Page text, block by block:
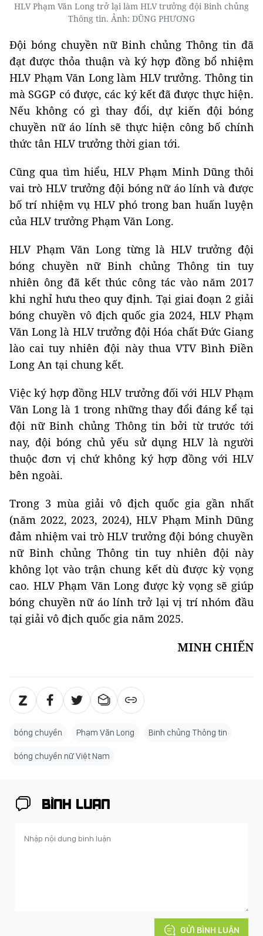
HLV Phạm Văn Long trở lại làm HLV trưởng đội Binh chủng
Thông tin. Ảnh: DŨNG PHƯƠNG
Đội bóng chuyền nữ Binh chủng Thông tin đã
đạt được thỏa thuận và ký hợp đồng bổ nhiệm
HLV Phạm Văn Long làm HLV trưởng. Thông tin
mà SGGP có được, các ký kết đã được thực hiện.
Nếu không có gì thay đổi, dự kiến đội bóng
chuyền nữ áo lính sẽ thực hiện công bố chính
thức tân HLV trưởng thời gian tới.
Cũng qua tìm hiểu, HLV Phạm Minh Dũng thôi
vai trò HLV trưởng đội bóng nữ áo lính và được
bố trí nhiệm vụ HLV phó trong ban huấn luyện
của HLV trưởng Phạm Văn Long.
HLV Phạm Văn Long từng là HLV trưởng đội
bóng chuyền nữ Binh chủng Thông tin tuy
nhiên ông đã kết thúc công tác vào năm 2017
khi nghỉ hưu theo quy định. Tại giai đoạn 2 giải
bóng chuyền vô địch quốc gia 2024, HLV Phạm
Văn Long là HLV trưởng đội Hóa chất Đức Giang
lào cai tuy nhiên đội này thua VTV Bình Điền
Long An tại chung kết.
Việc ký hợp đồng HLV trưởng đối với HLV Phạm
Văn Long là 1 trong những thay đổi đáng kể tại
đội nữ Binh chủng Thông tin bởi từ trước tới
nay, đội bóng chủ yếu sử dụng HLV là người
thuộc đơn vị chứ không ký hợp đồng với HLV
bên ngoài.
Trong 3 mùa giải vô địch quốc gia gần nhất
(năm 2022, 2023, 2024), HLV Phạm Minh Dũng
đảm nhiệm vai trò HLV trưởng đội bóng chuyền
nữ Binh chủng Thông tin tuy nhiên đội này
không lọt vào trận chung kết dù được kỳ vọng
cao. HLV Phạm Văn Long được kỳ vọng sẽ giúp
bóng chuyền nữ áo lính trở lại vị trí nhóm đầu
tại giải vô địch quốc gia năm 2025.
MINH CHIẾN
bóng chuyền Phạm Văn Long Binh chủng Thông tin
bóng chuyền nữ Việt Nam
BÌNH LUẬN
GỬI BÌNH LUẬN